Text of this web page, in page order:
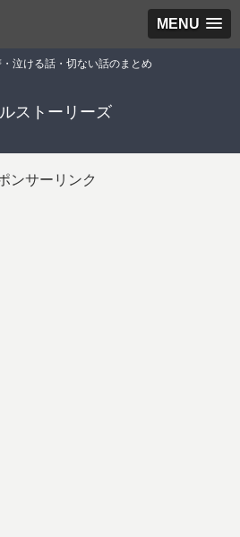
MENU
泣ける話・切ない話のまとめ
ストーリーズ
ンサーリンク